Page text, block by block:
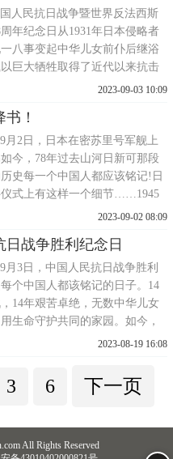
定人民抗日战争暨世界反法西斯
年纪念日从1931年日本侵略者
八事变起中华儿女前仆后继浴
巨大牺牲取得了近代以来抗击
第一次完全胜利钢铁战士杨靖宇
躯换来了山河无恙、人民无忧
2023-09-03 10:09
！
月2日，日本在密苏里号军舰上
今，78年过去山河日新可那段
史每一个中国人都应该铭记!日
式上有这样一个细节……1945
本向盟军投降仪式在密苏里号军
降的人是中国记者曾安波
2日，日方代表登上密苏里号美
投降书在日本向盟
2023-09-02 08:09
日战争胜利纪念日
月3日，中国人民抗日战争胜利
个中国人都该铭记的日子。14
14年艰苦卓绝，无数中华儿女
生命守护共同的家园。如今，
和平安宁，然而曾经那段血泪写
史，吾辈自强!我们，从未遗忘!
2023-08-19 16:08
3 6 下一页
All Rights Reserved